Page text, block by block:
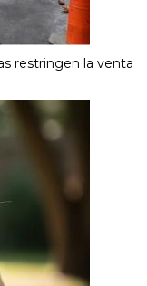
restringen la venta